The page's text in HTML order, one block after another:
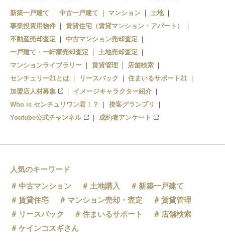
新築一戸建て 中古一戸建て マンション
土地
事業投資用物件
賃貸住宅（賃貸マンション・アパート）
不動産売却査定
中古マンション売却査定
一戸建て・一軒家売却査定
土地売却査定
マンションライブラリー
賃貸管理
店舗検索
センチュリー21とは
リースバック
住まいるサポート21
加盟店人材募集
イメージキャラクター紹介
Who is センチュリワン君！？
接客グランプリ
Youtube公式チャンネル
成約者アンケート
人気のキーワード
中古マンション
土地購入
新築一戸建て
賃貸住宅
マンション売却・査定
賃貸管理
リースバック
住まいるサポート
店舗検索
ケインコスギさん